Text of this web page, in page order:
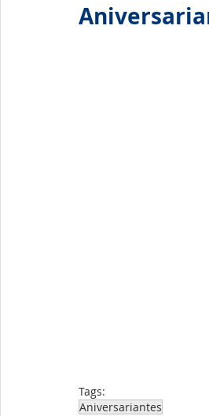
Tags:
Aniversariantes